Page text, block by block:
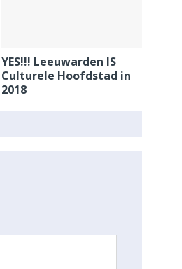
YES!!! Leeuwarden IS
Culturele Hoofdstad in
2018